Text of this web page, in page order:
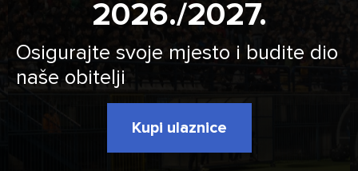
2026./2027.
Osigurajte svoje mjesto i budite dio
naše obitelji
Kupi ulaznice